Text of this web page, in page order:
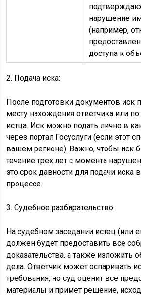
нарушение
(например,
доступа к
2. Подача иска:
После подготовки документов иск
месту нахождения ответчика или
истца. Иск можно подать лично в
через портал Госуслуги (если этот
вашем регионе). Важно, чтобы иск
течение трех лет с момента
это срок давности для подачи иска
процессе.
3. Судебное разбирательство:
На судебном заседании истец (или
должен будет предоставить все
доказательства, а также изложить
дела. Ответчик может оспаривать
требования, но суд оценит все
материалы и примет решение,